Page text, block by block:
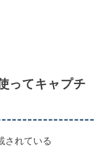
ってキャプチ
されている